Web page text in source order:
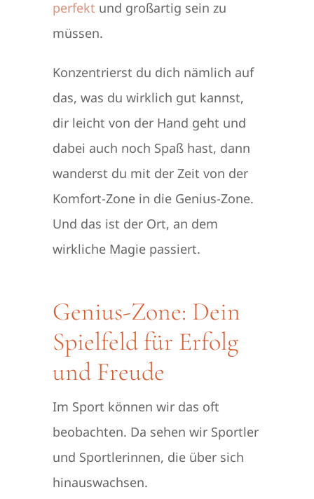
perfekt und großartig sein zu
müssen.
Konzentrierst du dich nämlich auf
das, was du wirklich gut kannst,
dir leicht von der Hand geht und
dabei auch noch Spaß hast, dann
wanderst du mit der Zeit von der
Komfort-Zone in die Genius-Zone.
Und das ist der Ort, an dem
wirkliche Magie passiert.
Genius-Zone: Dein
Spielfeld für Erfolg
und Freude
Im Sport können wir das oft
beobachten. Da sehen wir Sportler
und Sportlerinnen, die über sich
hinauswachsen.